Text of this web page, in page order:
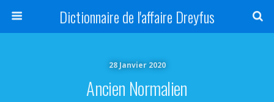
Dictionnaire de l'affaire Dreyfus
28 Janvier 2020
Ancien Normalien